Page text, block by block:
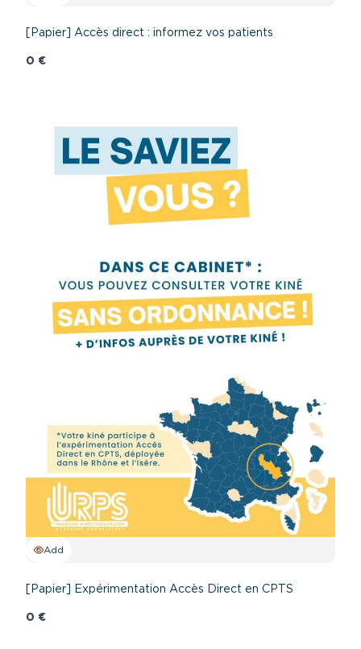
[Papier] Accès direct : informez vos patients
0 €
Add
[Papier] Expérimentation Accès Direct en CPTS
0 €